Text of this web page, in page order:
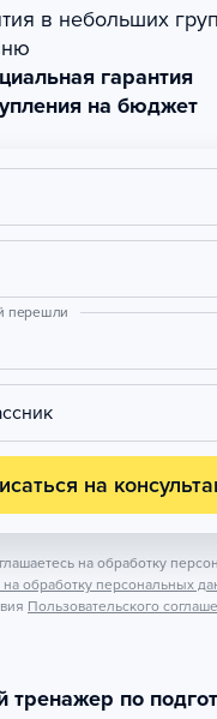
в небольших
гарантия
на бюджет
перешли
на
на обработку
на обработку персональных
Пользовательского
тренажер по